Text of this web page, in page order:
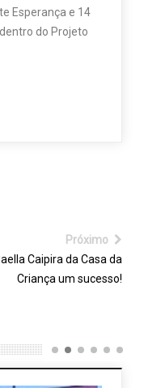
Esperança e 14
do Projeto
Próximo
Caipira da Casa da
Criança um sucesso!